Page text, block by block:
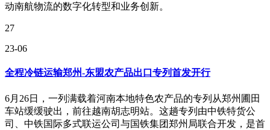
动南航物流的数字化转型和业务创新。
27
23-06
全程冷链运输郑州-东盟农产品出口专列首发开行
6月26日，一列满载着河南本地特色农产品的专列从郑州圃田
车站缓缓驶出，前往越南胡志明站。这趟专列由中铁特货公
司、中铁国际多式联运公司与国铁集团郑州局联合开发，是首